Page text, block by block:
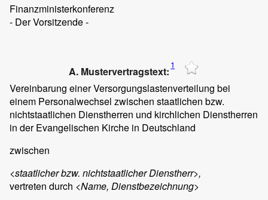
Finanzministerkonferenz
- Der Vorsitzende -
A. Mustervertragstext: 1
Vereinbarung einer Versorgungslastenverteilung bei
einem Personalwechsel zwischen staatlichen bzw.
nichtstaatlichen Dienstherren und kirchlichen Dienstherren
in der Evangelischen Kirche in Deutschland
zwischen
<staatlicher bzw. nichtstaatlicher Dienstherr>,
vertreten durch <Name, Dienstbezeichnung>